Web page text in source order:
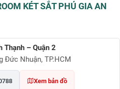
KÉT SẮT PHÚ GIA AN
Thạnh – Quận 2
Đức Nhuận, TP.HCM
Xem bản đồ